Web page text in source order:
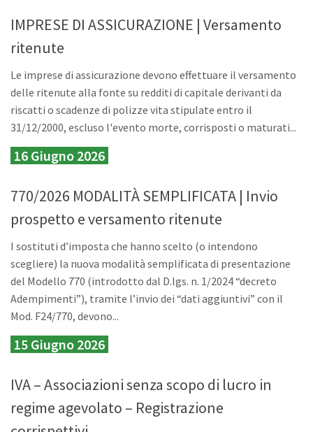
IMPRESE DI ASSICURAZIONE | Versamento
ritenute
Le imprese di assicurazione devono effettuare il versamento
delle ritenute alla fonte su redditi di capitale derivanti da
riscatti o scadenze di polizze vita stipulate entro il
31/12/2000, escluso l'evento morte, corrisposti o maturati...
16 Giugno 2026
770/2026 MODALITÀ SEMPLIFICATA | Invio
prospetto e versamento ritenute
I sostituti d’imposta che hanno scelto (o intendono
scegliere) la nuova modalità semplificata di presentazione
del Modello 770 (introdotto dal D.lgs. n. 1/2024 “decreto
Adempimenti”), tramite l’invio dei “dati aggiuntivi” con il
Mod. F24/770, devono...
15 Giugno 2026
IVA – Associazioni senza scopo di lucro in
regime agevolato – Registrazione